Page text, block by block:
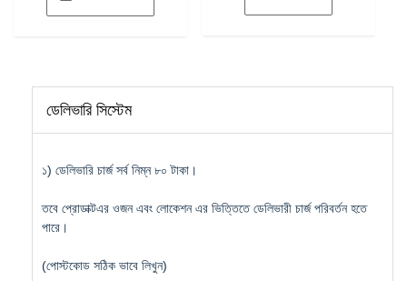
ডেলিভারি সিস্টেম
১) ডেলিভারি চার্জ সর্ব নিম্ন ৮০ টাকা।
তবে প্রোডাক্টএর ওজন এবং লোকেশন এর ভিত্তিতে ডেলিভারী চার্জ পরিবর্তন হতে
পারে।
(পোস্টকোড সঠিক ভাবে লিখুন)